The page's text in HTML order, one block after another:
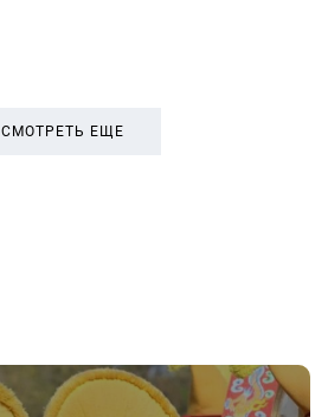
СМОТРЕТЬ ЕЩЕ